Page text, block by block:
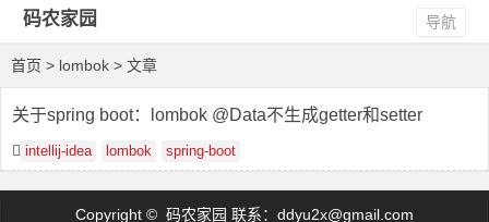
码农家园 导航
首页 > lombok > 文章
关于spring boot：lombok @Data不生成getter和setter
intellij-idea lombok spring-boot
Copyright © 码农家园 联系： ddyu2x@gmail.com